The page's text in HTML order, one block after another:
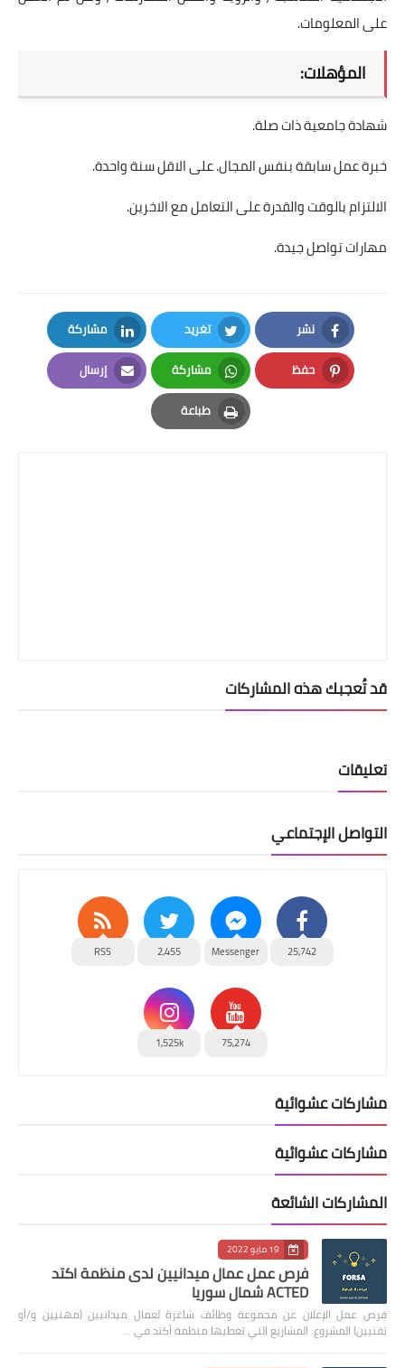
على المعلومات.
المؤهلات:
شهادة جامعية ذات صلة.
خبرة عمل سابقة بنفس المجال. على الاقل سنة واحدة.
الالتزام بالوقت والقدرة على التعامل مع الاخرين.
مهارات تواصل جيدة.
نشر
Facebook
تغريد
Twitter
مشاركة
LinkedIn
حفظ
Pinterest
مشاركة
Whatsapp
إرسال
Email
طباعة
Print
قد تُعجبك هذه المشاركات
تعليقات
التواصل الإجتماعي
25,742
Messenger
2,455
RSS
75,274
1,525k
مشاركات عشوائية
مشاركات عشوائية
المشاركات الشائعة
19 مايو 2022
فرص عمل عمال ميدانيين لدى منظمة اكتد
ACTED شمال سوريا
فرص عمل الإعلان عن مجموعة وظائف شاغرة لعمال ميدانيين (مهنيين و/أو
تقنيين) المشروع: المشاريع التي تغطيها منظمة أكتد في …